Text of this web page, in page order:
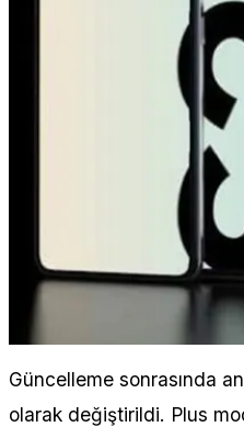
Güncelleme sonrasında
olarak değiştirildi. Plus